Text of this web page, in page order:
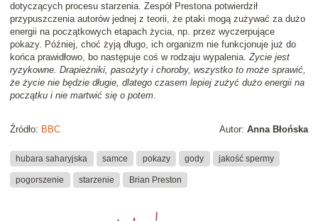
dotyczących procesu starzenia. Zespół Prestona potwierdził
przypuszczenia autorów jednej z teorii, że ptaki mogą zużywać za dużo
energii na początkowych etapach życia, np. przez wyczerpujące
pokazy. Później, choć żyją długo, ich organizm nie funkcjonuje już do
końca prawidłowo, bo następuje coś w rodzaju wypalenia.Życie jest
ryzykowne. Drapieżniki, pasożyty i choroby, wszystko to może sprawić,
że życie nie będzie długie, dlatego czasem lepiej zużyć dużo energii na
początku i nie martwić się o potem.
Autor: Anna Błońska
Źródło: BBC
hubara saharyjska samce pokazy gody jakość spermy
pogorszenie starzenie Brian Preston